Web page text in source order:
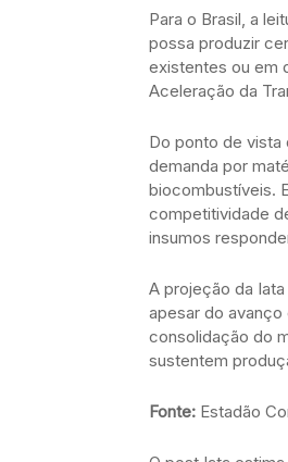
Para o Brasil, a
possa produzir
existentes ou em
Aceleração da
Do ponto de vista
demanda por
biocombustíveis.
competitividade
insumos
A projeção da
apesar do
consolidação do
sustentem
Fonte: Estadão